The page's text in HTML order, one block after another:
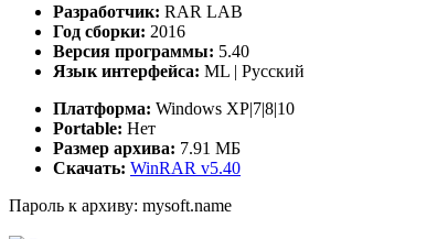
Разработчик: RAR LAB
Год сборки: 2016
Версия программы: 5.40
Язык интерфейса: ML | Русский
Платформа: Windows XP|7|8|10
Portable: Нет
Размер архива: 7.91 МБ
Скачать: WinRAR v5.40
Пароль к архиву: mysoft.name